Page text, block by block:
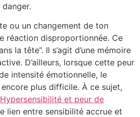
ou un changement de ton
réaction disproportionnée. Ce
la tête”. Il s’agit d’une mémoire
D’ailleurs, lorsque cette peur
intensité émotionnelle, le
plus difficile. À ce sujet,
Hypersensibilité et peur de
lien entre sensibilité accrue et